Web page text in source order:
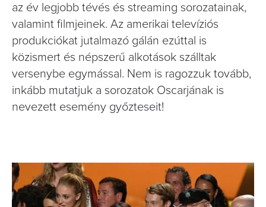
az év legjobb tévés és streaming sorozatainak,
valamint filmjeinek. Az amerikai televíziós
produkciókat jutalmazó gálán ezúttal is
közismert és népszerű alkotások szálltak
versenybe egymással. Nem is ragozzuk tovább,
inkább mutatjuk a sorozatok Oscarjának is
nevezett esemény győzteseit!